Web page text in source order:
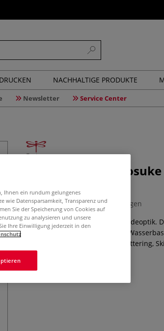
DRUCKEN NACHHALTIGE PRODUKTE
Newsletter Service Center
TOMBOW®
0 Bewertungen
Trendige Pastellfarbtöne mit Kreideoptik.
variable Strichbreiten. Tinte auf
Papier geeignet. Ideal für Handlettering,
Mehr
Ihnen ein rundum gelungenes
wie Datensparsamkeit, Transparenz und
Sie der Speicherung von Cookies auf
zu analysieren und unsere
Ihre Einwilligung jederzeit in den